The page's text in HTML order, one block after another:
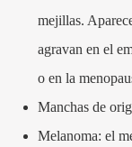
mejillas.
agravan en el
o en la
Manchas de
Melanoma: el